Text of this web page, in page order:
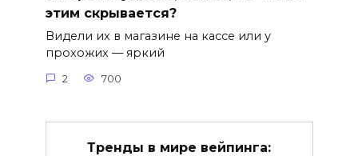
этим скрывается?
Видели их в магазине на кассе или у
прохожих — яркий
2 700
Тренды в мире вейпинга: